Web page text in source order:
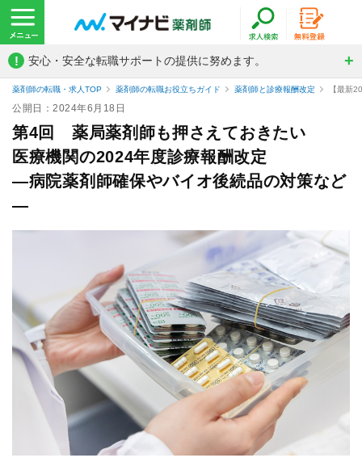
! 安心・安全な転職サポートの提供に努めます。
薬剤師の転職・求人TOP 薬剤師の転職お役立ちガイド 薬剤師と診療報酬改定 【最新
公開日：2024年6月18日
第4回 薬局薬剤師も押さえておきたい
医療機関の2024年度診療報酬改定
―病院薬剤師確保やバイオ後続品の対策など
―